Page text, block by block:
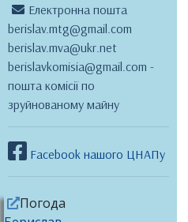
Електронна пошта
berislav.mtg@gmail.com
berislav.mva@ukr.net
berislavkomisia@gmail.com -
пошта комісії по
зруйнованому майну
Facebook нашого ЦНАПу
Погода